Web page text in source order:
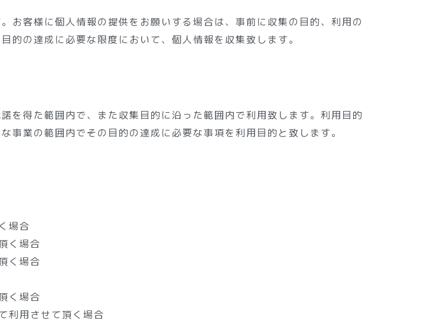
お客様に個人情報の提供をお願いする場合は、事前に収集の目的、利用の
の達成に必要な限度において、個人情報を収集致します。
を得た範囲内で、また収集目的に沿った範囲内で利用致します。利用目的
業の範囲内でその目的の達成に必要な事項を利用目的と致します。
場合
く場合
く場合
く場合
利用させて頂く場合